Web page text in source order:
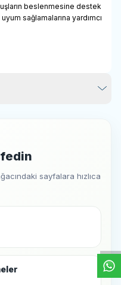
beslenmesine destek
sağlamalarına yardımcı
sayfalara hızlıca